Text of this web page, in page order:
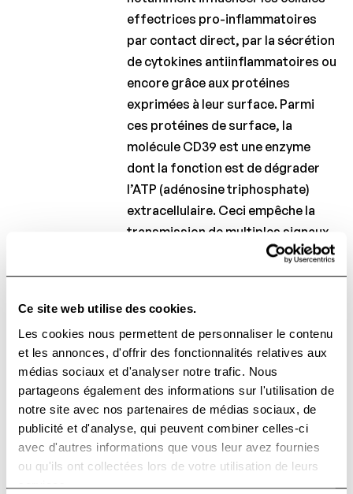
Ce site web utilise des cookies.
Les cookies nous permettent de personnaliser le contenu
et les annonces, d'offrir des fonctionnalités relatives aux
médias sociaux et d'analyser notre trafic. Nous
partageons également des informations sur l'utilisation de
notre site avec nos partenaires de médias sociaux, de
publicité et d'analyse, qui peuvent combiner celles-ci
avec d'autres informations que vous leur avez fournies
ou qu'ils ont collectées lors de votre utilisation de leurs
services.
effectrices pro-inflammatoires
par contact direct, par la sécrétion
de cytokines antiinflammatoires ou
encore grâce aux protéines
exprimées à leur surface. Parmi
ces protéines de surface, la
molécule CD39 est une enzyme
dont la fonction est de dégrader
l’ATP (adénosine triphosphate)
extracellulaire. Ceci empêche la
transmission de multiples signaux
pro-inflammatoires par l’ATP. Chez
les patients souffrant de SEP, bien
Treg ne soit pas modifiée, il semble
que leur fonction suppressive et,
par conséquent, leur capacité à
réguler une réponse pro-
inflammatoire soit altérée.
Le dérèglement du système
immunitaire à l’origine de la SEP